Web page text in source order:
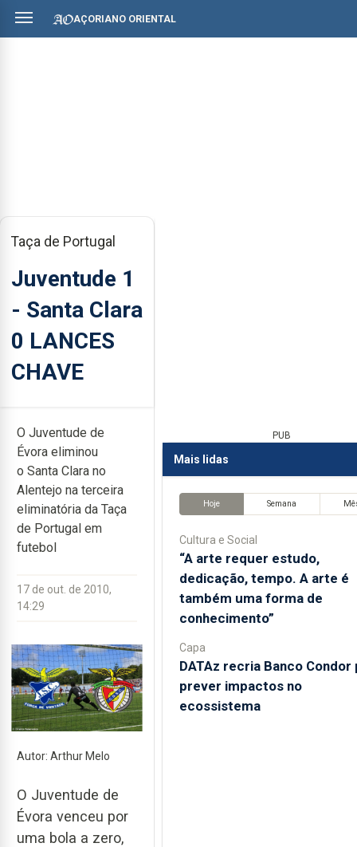
AÇORIANO ORIENTAL
Taça de Portugal
Juventude 1
- Santa Clara
0 LANCES
CHAVE
O Juventude de
Évora eliminou
o Santa Clara no
Alentejo na terceira
eliminatória da Taça
de Portugal em
futebol
17 de out. de 2010,
14:29
Autor: Arthur Melo
O Juventude de
Évora venceu por
uma bola a zero,
PUB
Mais lidas
Hoje Semana
Cultura e Social
“A arte requer estudo,
dedicação, tempo. A arte é
também uma forma de
conhecimento”
Capa
DATAz recria Banco Condor
prever impactos no
ecossistema